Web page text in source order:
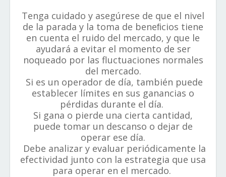
Tenga cuidado y asegúrese de que el nivel
de la parada y la toma de beneﬁcios tiene
en cuenta el ruido del mercado, y que le
ayudará a evitar el momento de ser
noqueado por las fluctuaciones normales
del mercado.
Si es un operador de día, también puede
establecer límites en sus ganancias o
pérdidas durante el día.
Si gana o pierde una cierta cantidad,
puede tomar un descanso o dejar de
operar ese día.
Debe analizar y evaluar periódicamente la
efectividad junto con la estrategia que usa
para operar en el mercado.